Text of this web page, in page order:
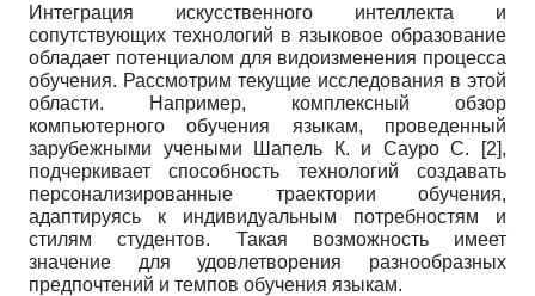
Интеграция искусственного интеллекта и
сопутствующих технологий в языковое образование
обладает потенциалом для видоизменения процесса
обучения. Рассмотрим текущие исследования в этой
области. Например, комплексный обзор
компьютерного обучения языкам, проведенный
зарубежными учеными Шапель К. и Сауро С. [2],
подчеркивает способность технологий создавать
персонализированные траектории обучения,
адаптируясь к индивидуальным потребностям и
стилям студентов. Такая возможность имеет
значение для удовлетворения разнообразных
предпочтений и темпов обучения языкам.